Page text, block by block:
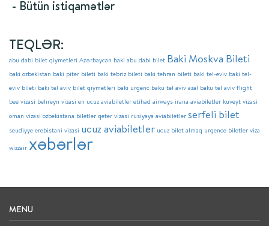
- Bütün istiqamətlər
TEQLƏR:
abu dabi bilet qiymetleri Azərbaycan baki abu dabi bilet Baki Moskva Bileti
baki ozbekistan baki piter bileti baki tebriz bileti baki tehran bileti baki tel-eviv baki tel-
eviv bileti baki tel aviv bilet qiymetleri baki urgenc baku tel aviv azal baku tel aviv flight
bee vizasi behreyn vizasi en ucuz aviabiletler etihad airways irana aviabiletler kuveyt vizasi
oman vizasi ozbekistana biletler qeter vizasi rusiyaya aviabiletler serfeli bilet
seudiyye erebistani vizasi ucuz aviabiletler ucuz bilet almaq urgence biletler viza
wizzair xəbərlər
MENU